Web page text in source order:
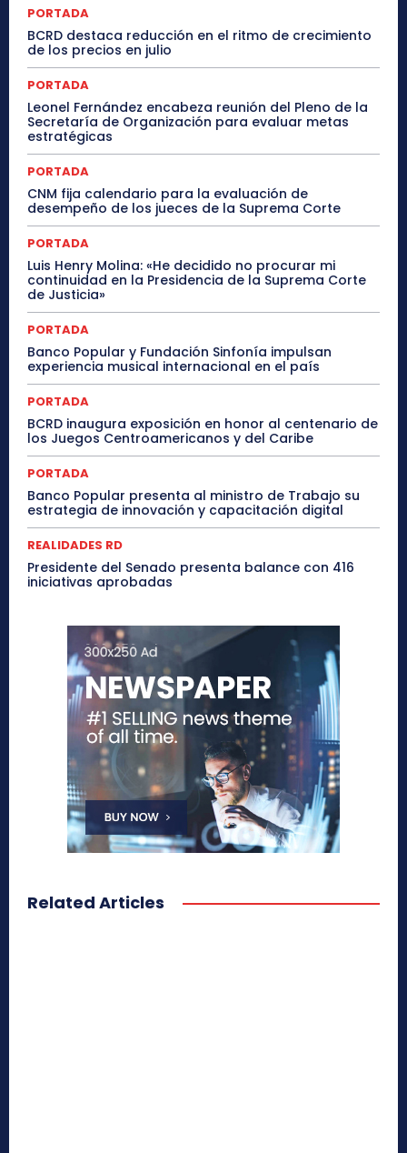
PORTADA
BCRD destaca reducción en el ritmo de crecimiento
de los precios en julio
PORTADA
Leonel Fernández encabeza reunión del Pleno de la
Secretaría de Organización para evaluar metas
estratégicas
PORTADA
CNM fija calendario para la evaluación de
desempeño de los jueces de la Suprema Corte
PORTADA
Luis Henry Molina: «He decidido no procurar mi
continuidad en la Presidencia de la Suprema Corte
de Justicia»
PORTADA
Banco Popular y Fundación Sinfonía impulsan
experiencia musical internacional en el país
PORTADA
BCRD inaugura exposición en honor al centenario de
los Juegos Centroamericanos y del Caribe
PORTADA
Banco Popular presenta al ministro de Trabajo su
estrategia de innovación y capacitación digital
REALIDADES RD
Presidente del Senado presenta balance con 416
iniciativas aprobadas
Related Articles